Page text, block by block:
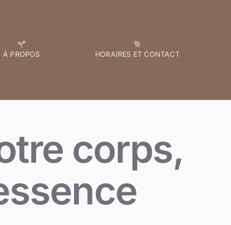
À PROPOS HORAIRES ET CONTACT
corps,